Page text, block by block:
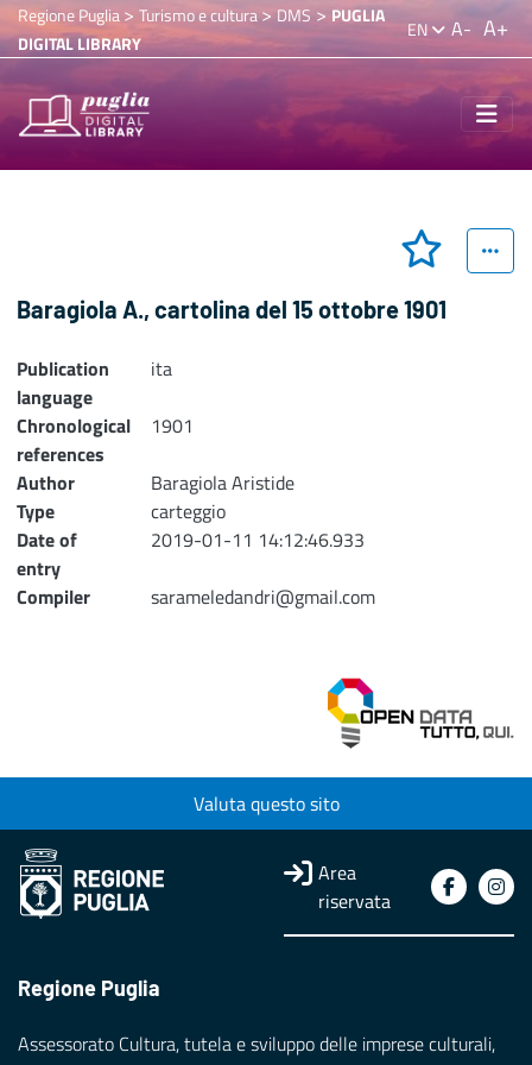
Regione Puglia> Turismo e cultura>DMS > PUGLIA
DIGITAL LIBRARY
EN A- A+
Baragiola A., cartolina del 15 ottobre 1901
Publication
language
ita
Chronological
references
1901
Author
Baragiola Aristide
Type
carteggio
Date of
entry
2019-01-11 14:12:46.933
Compiler
sarameledandri@gmail.com
Valuta questo sito
Area
riservata
Regione Puglia
Assessorato Cultura, tutela e sviluppo delle imprese culturali,